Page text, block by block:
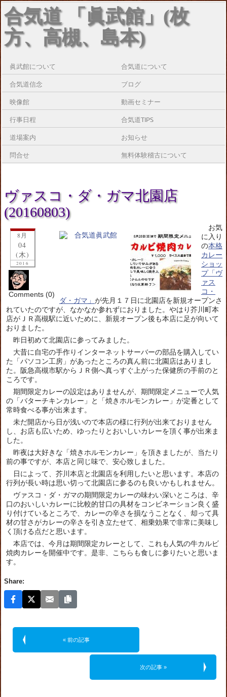
合気道 「眞武館」(枚
方、高槻、島本)
眞武館について 合気道について
合気道信念 ブログ
映像館 動画セミナー
行事日程 合気道TIPS
道場案内 お知らせ
問合せ 無料体験稽古について
ヴァスコ・ダ・ガマ北園店
(20160803)
8月
04
(木)
2016
Comments (0)
お気
に入り
の本格
カレー
ショッ
プ「ヴ
ァス
コ・
ダ・ガマ」 が先月１７日に北園店を新規オープンさ
れていたのですが、なかなか参れずにおりました。やはり芥川町本
店がＪＲ高槻駅に近いために、新規オープン後も本店に足が向いて
おりました。
昨日初めて北園店に参ってみました。
大昔に自宅の手作りインターネットサーバーの部品を購入してい
た「パソコン工房」があったところの真ん前に北園店はありまし
た。阪急高槻市駅からＪＲ側へ真っすぐ上がった保健所の手前のと
ころです。
期間限定カレーの設定はありませんが、期間限定メニューで人気
の「バターチキンカレー」と「焼きホルモンカレー」が定番として
常時食べる事が出来ます。
未だ開店から日が浅いので本店の様に行列が出来ておりません
し、お店も広いため、ゆったりとおいしいカレーを頂く事が出来ま
した。
昨夜は大好きな「焼きホルモンカレー」を頂きましたが、当たり
前の事ですが、本店と同じ味で、安心致しました。
日によって、芥川本店と北園店を利用したいと思います。本店の
行列が長い時は思い切って北園店に参るのも良いかもしれません。
ヴァスコ・ダ・ガマの期間限定カレーの味わい深いところは、辛
口のおいしいカレーに比較的甘口の具材をコンビネーション良く盛
り付けているところで、カレーの辛さを損なうことなく、却って具
材の甘さがカレーの辛さを引き立たせて、相乗効果で非常に美味し
く頂ける点だと思います。
本店では、今月は期間限定カレーとして、これも人気の牛カルビ
焼肉カレーを開催中です。是非、こちらも食しに参りたいと思いま
す。
Share:
« 前の記事
次の記事 »